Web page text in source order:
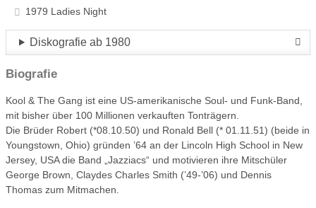
1979 Ladies Night
Diskografie ab 1980
Biografie
Kool & The Gang ist eine US-amerikanische Soul- und Funk-Band,
mit bisher über 100 Millionen verkauften Tonträgern.
Die Brüder Robert (*08.10.50) und Ronald Bell (* 01.11.51) (beide in
Youngstown, Ohio) gründen ’64 an der Lincoln High School in New
Jersey, USA die Band „Jazziacs“ und motivieren ihre Mitschüler
George Brown, Claydes Charles Smith (’49-’06) und Dennis
Thomas zum Mitmachen.